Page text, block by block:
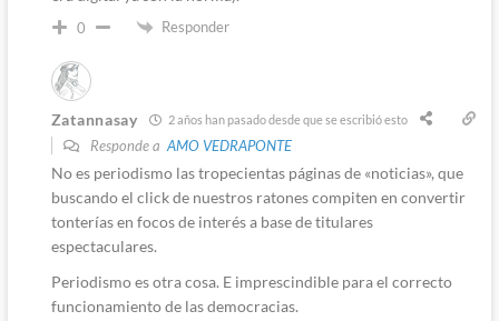
0 Responder
Zatannasay 2 años han pasado desde que se escribió esto
Responde aAMO VEDRAPONTE
No es periodismo las tropecientas páginas de «noticias», que
buscando el click de nuestros ratones compiten en convertir
tonterías en focos de interés a base de titulares
espectaculares.
Periodismo es otra cosa. E imprescindible para el correcto
funcionamiento de las democracias.